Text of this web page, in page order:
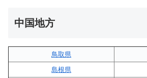
中国地方
鳥取県
島根県